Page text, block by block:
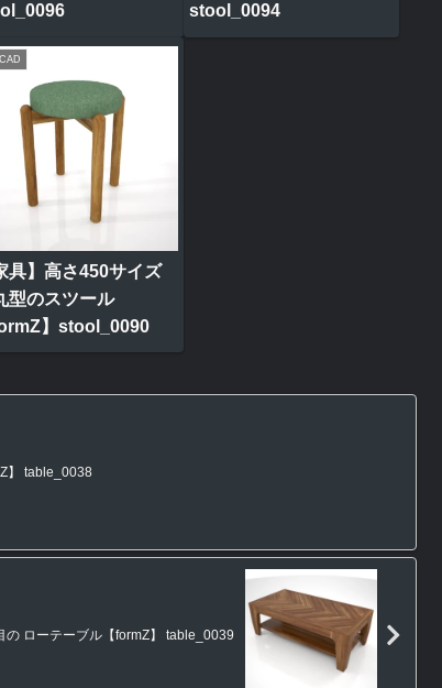
stool_0094
具】高さ450サイズ
型のスツール
】stool_0090
】 table_0038
の ローテーブル【formZ】 table_0039